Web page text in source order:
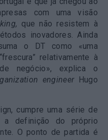
com uma visão
que não resistem à
inovadores. Ainda
o DT como «uma
relativamente à
negócio», explica o
engineerHugo
cumpre uma série de
a definição do próprio
O ponto de partida é